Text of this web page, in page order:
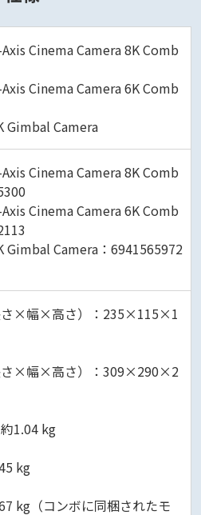
Cinema Camera 8K Comb
Cinema Camera 6K Comb
Gimbal Camera
Cinema Camera 8K Comb
Cinema Camera 6K Comb
Gimbal Camera：6941565972
さ×幅×高さ）：235×115×1
さ×幅×高さ）：309×290×2
1.04 kg
kg
kg（コンボに同梱されたモ